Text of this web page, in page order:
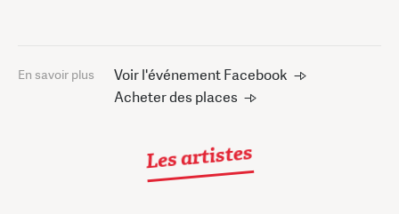
En savoir plus
Voir l'événement Facebook
Acheter des places
Les artistes